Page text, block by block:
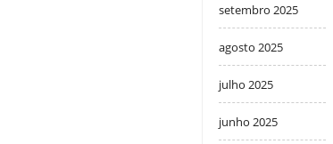
setembro 2025
agosto 2025
julho 2025
junho 2025